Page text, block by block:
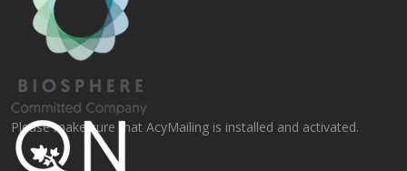
Please make sure that AcyMailing is installed and activated.